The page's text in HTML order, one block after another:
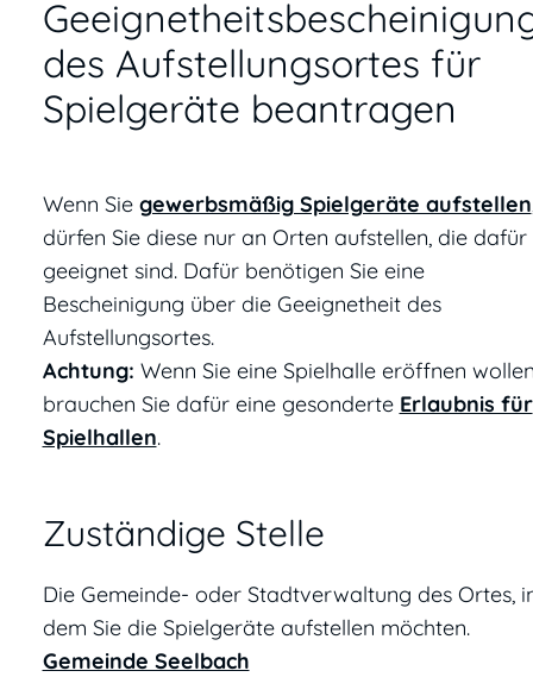
des Aufstellungsortes für
Spielgeräte beantragen
Wenn Sie gewerbsmäßig Spielgeräte aufstellen
dürfen Sie diese nur an Orten aufstellen, die dafür
geeignet sind. Dafür benötigen Sie eine
Bescheinigung über die Geeignetheit des
Aufstellungsortes.
Achtung: Wenn Sie eine Spielhalle eröffnen
brauchen Sie dafür eine gesonderte Erlaubnis für
Spielhallen.
Zuständige Stelle
Die Gemeinde- oder Stadtverwaltung des Ortes,
dem Sie die Spielgeräte aufstellen möchten.
Gemeinde Seelbach